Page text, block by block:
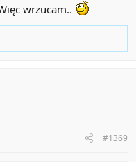
wrzucam..
#1369